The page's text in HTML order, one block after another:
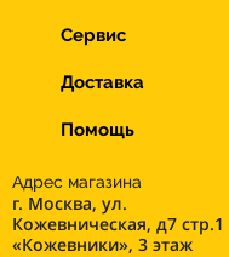
Сервис
Доставка
Помощь
Адрес магазина
г. Москва, ул.
Кожевническая, д7
«Кожевники», 3 этаж